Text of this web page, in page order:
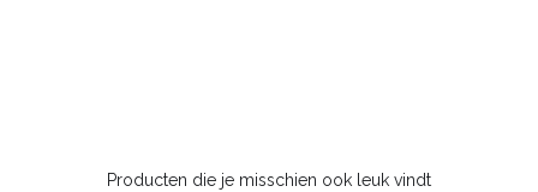
Producten die je misschien ook leuk vindt